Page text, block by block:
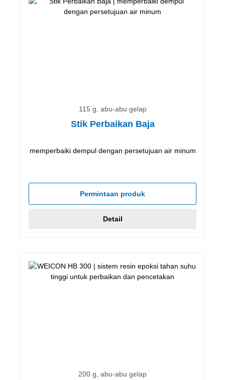
115 g, abu-abu gelap
Stik Perbaikan Baja
memperbaiki dempul dengan persetujuan air minum
Permintaan produk
Detail
200 g, abu-abu gelap